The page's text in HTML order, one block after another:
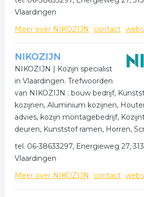
Vlaardingen
Meer over NIKOZIJN
contact
NIKOZIJN
NIKOZIJN | Kozijn specialist
in Vlaardingen. Trefwoorden
van NIKOZIJN : bouw bedrijf,
kozijnen, Aluminium kozijnen,
advies, kozijn montagebedrijf,
deuren, Kunststof ramen, Horren,
tel. 06-38633297, Energieweg 27,
Vlaardingen
Meer over NIKOZIJN
contact